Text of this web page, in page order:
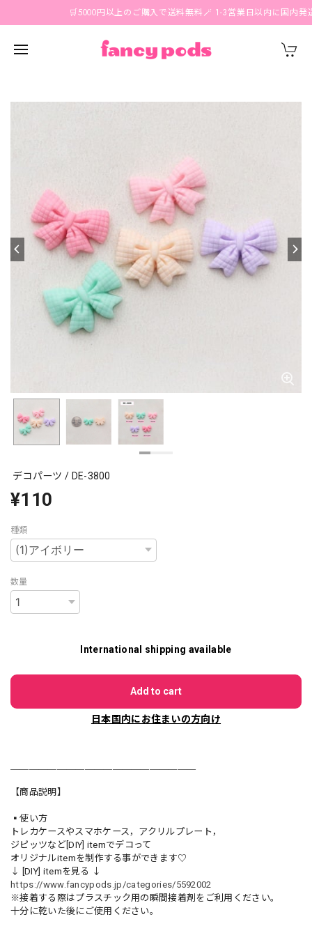
🛒5000円以上のご購入で送料無料🪄 1-3営業日以内に国内発送
デコパーツ / DE-3800
¥110
種類
数量
International shipping available
Add to cart
日本国内にお住まいの方向け
【商品説明】
▪️使い方
トレカケースやスマホケース，アクリルプレート，
ジピッツなど[DIY] itemでデコって
オリジナルitemを制作する事ができます♡
↓ [DIY] itemを見る ↓
https://www.fancypods.jp/categories/5592002
※接着する際はプラスチック用の瞬間接着剤をご利用ください。
十分に乾いた後にご使用ください。